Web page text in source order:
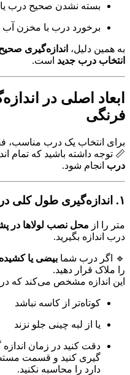
بسته نشدن صحیح درب
برخورد درب با مخزن آب
به همین دلیل، اندازه‌گیری
انتخاب درب جدید است.
ابعاد اصلی در
فرنگی
برای انتخاب یک درب مناسب،
📏 توجه داشته باشید که تمام
درب انجام شود.
۱. اندازه‌گیری طول کلی درب توالت فرنگی
متر را از محل نصب لولاها در
درب اندازه بگیرید.
🔹 اگر درب شما بیضی یا کشیده
را ملاک قرار دهید.
این اندازه مشخص می‌کند که
کوتاه‌تر از کاسه نباشد
یا از لبه چینی جلو نزند
دقت کنید در زمان
گیری کنید و قسمت
دارد را محاسبه نکنید.